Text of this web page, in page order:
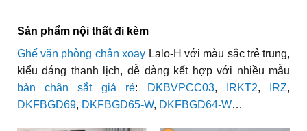
Sản phẩm nội thất đi kèm
Ghế văn phòng chân xoay Lalo-H với màu sắc trẻ trung,
kiểu dáng thanh lịch, dễ dàng kết hợp với nhiều mẫu
bàn chân sắt giá rẻ: DKBVPCC03, IRKT2, IRZ,
DKFBGD69, DKFBGD65-W, DKFBGD64-W…